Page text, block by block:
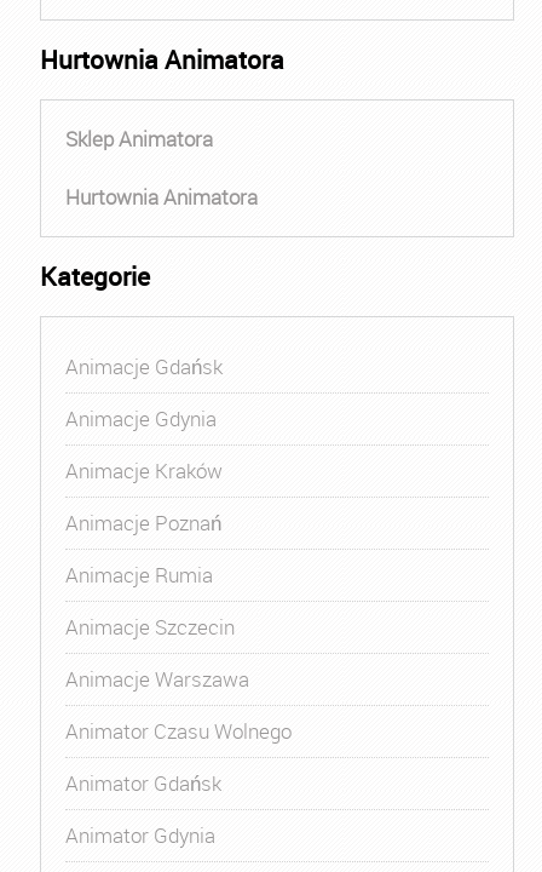
Hurtownia Animatora
Sklep Animatora
Hurtownia Animatora
Kategorie
Animacje Gdańsk
Animacje Gdynia
Animacje Kraków
Animacje Poznań
Animacje Rumia
Animacje Szczecin
Animacje Warszawa
Animator Czasu Wolnego
Animator Gdańsk
Animator Gdynia